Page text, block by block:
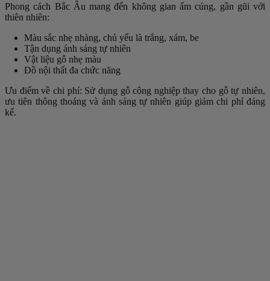
Phong cách Bắc Âu mang đến không gian ấm cúng, gần gũi với
thiên nhiên:
Màu sắc nhẹ nhàng, chủ yếu là trắng, xám, be
Tận dụng ánh sáng tự nhiên
Vật liệu gỗ nhẹ màu
Đồ nội thất đa chức năng
Ưu điểm về chi phí: Sử dụng gỗ công nghiệp thay cho gỗ tự nhiên,
ưu tiên thông thoáng và ánh sáng tự nhiên giúp giảm chi phí đáng
kể.